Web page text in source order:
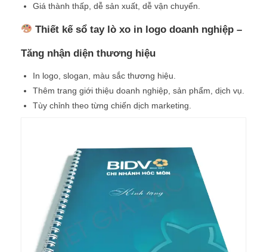
Giá thành thấp, dễ sản xuất, dễ vận chuyển.
Thiết kế sổ tay lò xo in logo doanh nghiệp –
Tăng nhận diện thương hiệu
In logo, slogan, màu sắc thương hiệu.
Thêm trang giới thiệu doanh nghiệp, sản phẩm, dịch vụ.
Tùy chỉnh theo từng chiến dịch marketing.